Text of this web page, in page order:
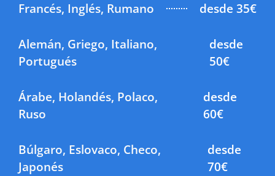
Francés, Inglés, Rumano desde 35€
Alemán, Griego, Italiano,
Portugués
desde
50€
Árabe, Holandés, Polaco,
Ruso
desde
60€
Búlgaro, Eslovaco, Checo,
Japonés
desde
70€